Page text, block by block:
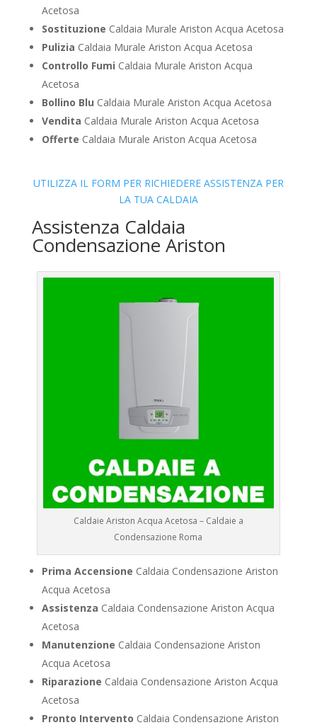
Acetosa
Sostituzione Caldaia Murale Ariston Acqua Acetosa
Pulizia Caldaia Murale Ariston Acqua Acetosa
Controllo Fumi Caldaia Murale Ariston Acqua
Acetosa
Bollino Blu Caldaia Murale Ariston Acqua Acetosa
Vendita Caldaia Murale Ariston Acqua Acetosa
Offerte Caldaia Murale Ariston Acqua Acetosa
UTILIZZA IL FORM PER RICHIEDERE ASSISTENZA PER
LA TUA CALDAIA
Assistenza Caldaia
Condensazione Ariston
Caldaie Ariston Acqua Acetosa – Caldaie a
Condensazione Roma
Prima Accensione Caldaia Condensazione Ariston
Acqua Acetosa
Assistenza Caldaia Condensazione Ariston Acqua
Acetosa
Manutenzione Caldaia Condensazione Ariston
Acqua Acetosa
Riparazione Caldaia Condensazione Ariston Acqua
Acetosa
Pronto Intervento Caldaia Condensazione Ariston